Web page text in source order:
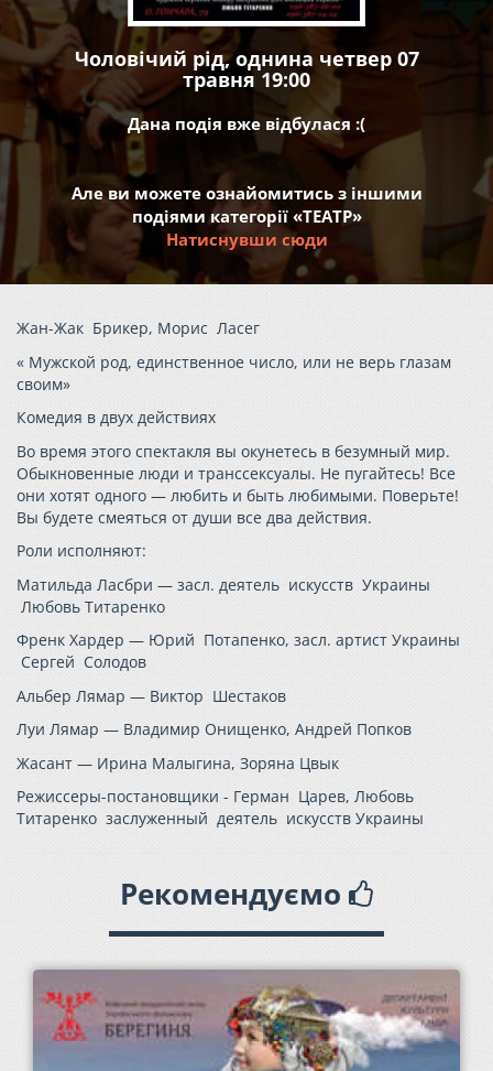
Чоловічий рід, однина четвер 07
травня 19:00
Дана подія вже відбулася :(
Але ви можете ознайомитись з іншими
подіями категорії «ТЕАТР»
Натиснувши сюди
Жан-Жак Брикер, Морис Ласег
« Мужской род, единственное число, или не верь глазам
своим»
Комедия в двух действиях
Во время этого спектакля вы окунетесь в безумный мир.
Обыкновенные люди и транссексуалы. Не пугайтесь! Все
они хотят одного — любить и быть любимыми. Поверьте!
Вы будете смеяться от души все два действия.
Роли исполняют:
Матильда Ласбри — засл. деятель искусств Украины
Любовь Титаренко
Френк Хардер — Юрий Потапенко, засл. артист Украины
Сергей Солодов
Альбер Лямар — Виктор Шестаков
Луи Лямар — Владимир Онищенко, Андрей Попков
Жасант — Ирина Малыгина, Зоряна Цвык
Режиссеры-постановщики - Герман Царев, Любовь
Титаренко заслуженный деятель искусств Украины
Рекомендуємо